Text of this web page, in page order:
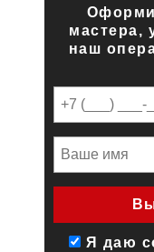
мастера,
наш
Я даю